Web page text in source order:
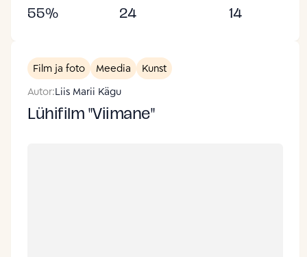
55% 24 14
Film ja foto Meedia
Kunst
Autor:Liis Marii Kägu
Lühifilm "Viimane"